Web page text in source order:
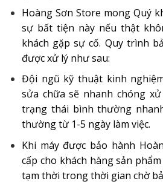
Hoàng Sơn Store mong Quý
sự bất tiện này nếu thật
khách gặp sự cố. Quy trình
được xử lý như sau:
Đội ngũ kỹ thuật kinh
sửa chữa sẽ nhanh chóng
trạng thái bình thường
thường từ 1-5 ngày làm việc.
Khi máy được bảo hành
cấp cho khách hàng sản
tạm thời trong thời gian chờ